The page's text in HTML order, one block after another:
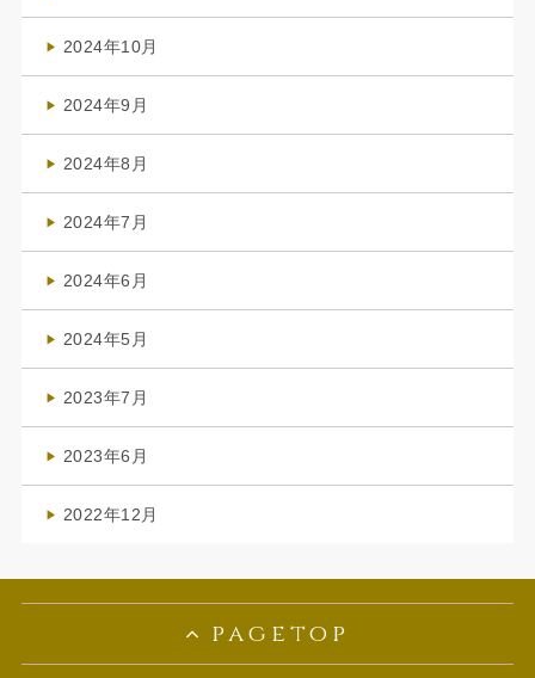
2024年10月
2024年9月
2024年8月
2024年7月
2024年6月
2024年5月
2023年7月
2023年6月
2022年12月
pagetop